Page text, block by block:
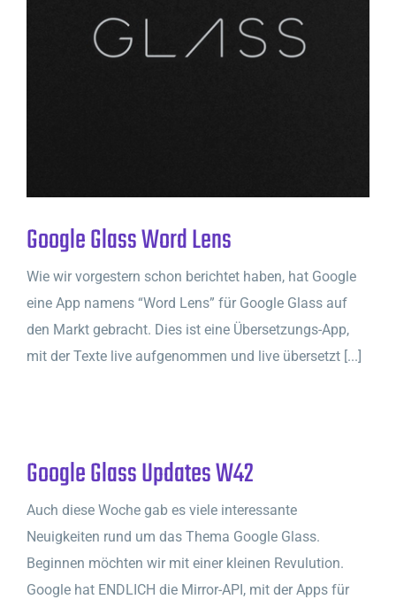
Google Glass Word Lens
Wie wir vorgestern schon berichtet haben, hat Google
eine App namens “Word Lens” für Google Glass auf
den Markt gebracht. Dies ist eine Übersetzungs-App,
mit der Texte live aufgenommen und live übersetzt [...]
Google Glass Updates W42
Auch diese Woche gab es viele interessante
Neuigkeiten rund um das Thema Google Glass.
Beginnen möchten wir mit einer kleinen Revulution.
Google hat ENDLICH die Mirror-API, mit der Apps für